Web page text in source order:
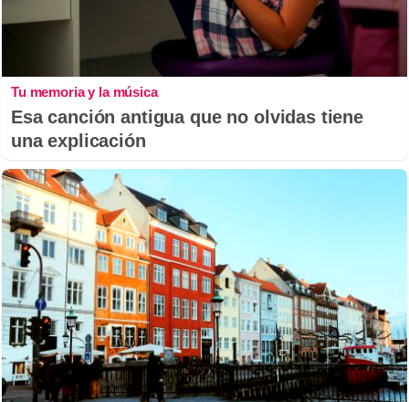
Tu memoria y la música
Esa canción antigua que no olvidas tiene
una explicación